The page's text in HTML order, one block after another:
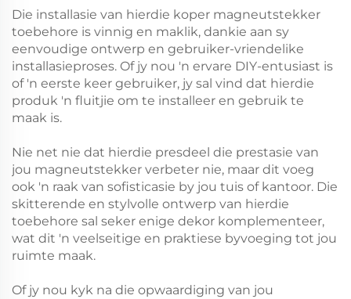
Die installasie van hierdie koper magneutstekker
toebehore is vinnig en maklik, dankie aan sy
eenvoudige ontwerp en gebruiker-vriendelike
installasieproses. Of jy nou 'n ervare DIY-entusiast is
of 'n eerste keer gebruiker, jy sal vind dat hierdie
produk 'n fluitjie om te installeer en gebruik te
maak is.
Nie net nie dat hierdie presdeel die prestasie van
jou magneutstekker verbeter nie, maar dit voeg
ook 'n raak van sofisticasie by jou tuis of kantoor. Die
skitterende en stylvolle ontwerp van hierdie
toebehore sal seker enige dekor komplementeer,
wat dit 'n veelseitige en praktiese byvoeging tot jou
ruimte maak.
Of jy nou kyk na die opwaardiging van jou